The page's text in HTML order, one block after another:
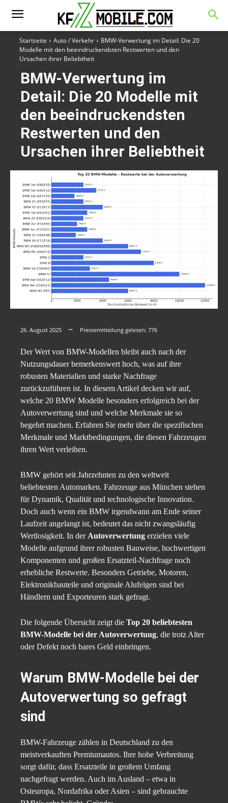
Startseite Auto / Verkehr
BMW-Verwertung im Detail: Die 20
Modelle mit den beeindruckendsten Restwerten und den
Ursachen ihrer Beliebtheit
BMW-Verwertung im
Detail: Die 20 Modelle mit
den beeindruckendsten
Restwerten und den
Ursachen ihrer Beliebtheit
26. August 2025 Pressemitteilung gelesen: 776
Der Wert von BMW-Modellen bleibt auch nach der
Nutzungsdauer bemerkenswert hoch, was auf ihre
robusten Materialien und starke Nachfrage
zurückzuführen ist. In diesem Artikel decken wir auf,
welche 20 BMW Modelle besonders erfolgreich bei der
Autoverwertung sind und welche Merkmale sie so
begehrt machen. Erfahren Sie mehr über die spezifischen
Merkmale und Marktbedingungen, die diesen Fahrzeugen
ihren Wert verleihen.
BMW gehört seit Jahrzehnten zu den weltweit
beliebtesten Automarken. Fahrzeuge aus München stehen
für Dynamik, Qualität und technologische Innovation.
Doch auch wenn ein BMW irgendwann am Ende seiner
Laufzeit angelangt ist, bedeutet das nicht zwangsläufig
Wertlosigkeit. In der Autoverwertung erzielen viele
Modelle aufgrund ihrer robusten Bauweise, hochwertigen
Komponenten und großen Ersatzteil-Nachfrage noch
erhebliche Restwerte. Besonders Getriebe, Motoren,
Elektronikbauteile und originale Alufelgen sind bei
Händlern und Exporteuren stark gefragt.
Die folgende Übersicht zeigt die Top 20 beliebtesten
BMW-Modelle bei der Autoverwertung, die trotz Alter
oder Defekt noch bares Geld einbringen.
Warum BMW-Modelle bei der
Autoverwertung so gefragt
sind
BMW-Fahrzeuge zählen in Deutschland zu den
meistverkauften Premiumautos. Ihre hohe Verbreitung
sorgt dafür, dass Ersatzteile in großem Umfang
nachgefragt werden. Auch im Ausland – etwa in
Osteuropa, Nordafrika oder Asien – sind gebrauchte